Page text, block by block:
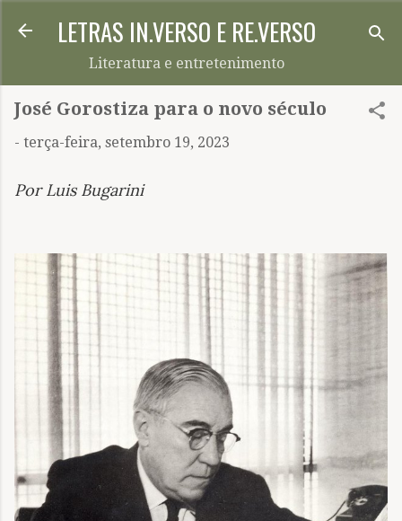
Pular para o conteúdo principal
LETRAS IN.VERSO E RE.VERSO
Literatura e entretenimento
José Gorostiza para o novo século
- terça-feira, setembro 19, 2023
Por Luis Bugarini